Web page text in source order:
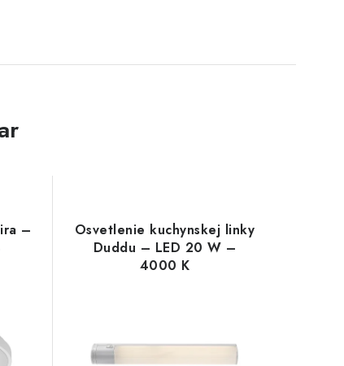
–
Osvetlenie kuchynskej linky
Duddu – LED 20 W –
4000 K